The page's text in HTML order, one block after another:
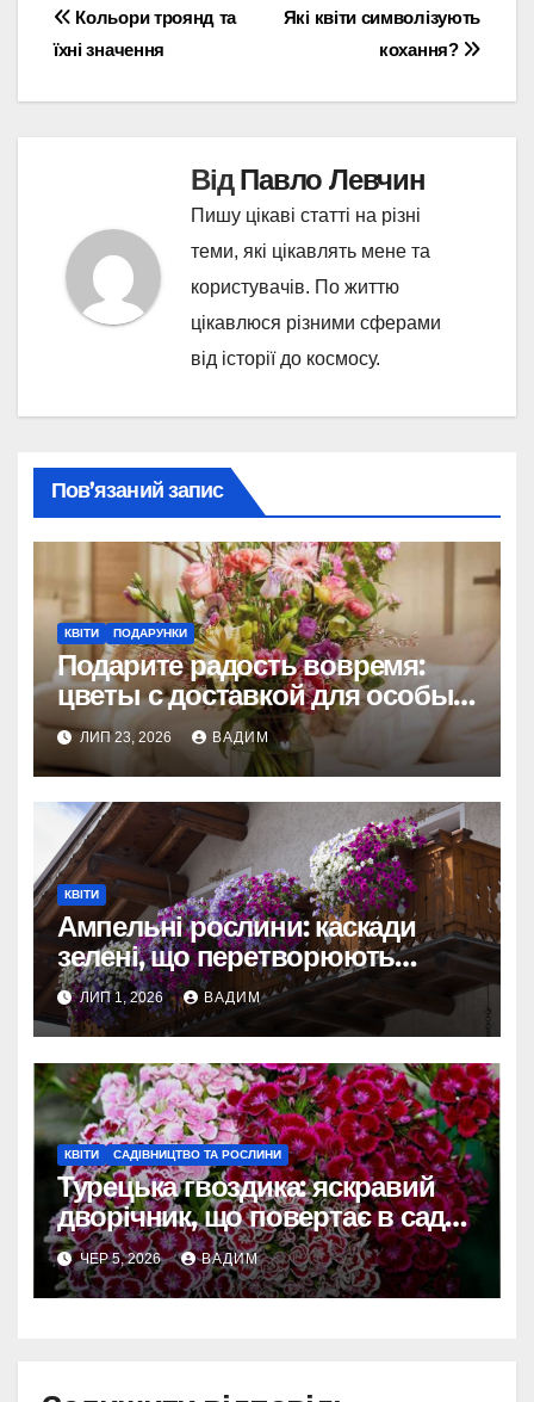
Навігація
Які квіти символізують
кохання?
Кольори троянд та
їхні значення
ВідПавло Левчин
Пишу цікаві статті на різні
теми, які цікавлять мене та
користувачів. По життю
цікавлюся різними сферами
від історії до космосу.
Пов’язаний запис
КВІТИ ПОДАРУНКИ
Подарите радость вовремя:
цветы с доставкой для особых
моментов
ЛИП 23, 2026 ВАДИМ
КВІТИ
Ампельні рослини: каскади
зелені, що перетворюють
балкони, кімнати та сади на
живі оази
ЛИП 1, 2026 ВАДИМ
КВІТИ САДІВНИЦТВО ТА РОСЛИНИ
Турецька гвоздика: яскравий
дворічник, що повертає в сади
атмосферу бабусиних клумб
ЧЕР 5, 2026 ВАДИМ